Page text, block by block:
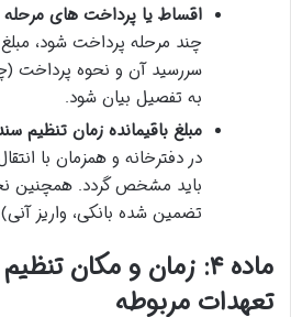
اقساط یا پرداخت های
چند مرحله پرداخت شود،
سررسید آن و نحوه پرداخت
به تفصیل بیان شود.
مبلغ باقیمانده زمان تنظیم
در دفترخانه و همزمان با
باید مشخص گردد. همچنین
تضمین شده بانکی، واریز
ماده ۴: زمان و مکان
تعهدات مربوطه